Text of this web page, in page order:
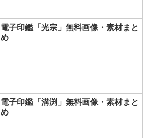
電子印鑑「光宗」無料画像・素材まと
め
電子印鑑「溝渕」無料画像・素材まと
め